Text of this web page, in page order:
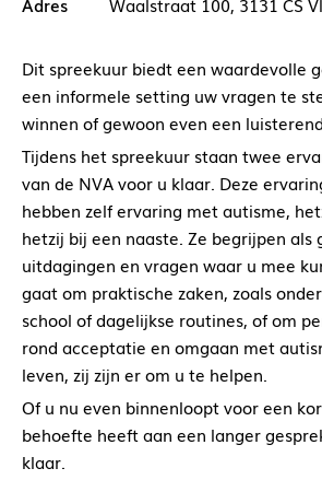
Dit spreekuur biedt een waardevolle
een informele setting uw vragen te
winnen of gewoon even een
Tijdens het spreekuur staan twee
van de NVA voor u klaar. Deze
hebben zelf ervaring met autisme,
hetzij bij een naaste. Ze begrijpen als
uitdagingen en vragen waar u mee
gaat om praktische zaken, zoals
school of dagelijkse routines, of om
rond acceptatie en omgaan met
leven, zij zijn er om u te helpen.
Of u nu even binnenloopt voor een
behoefte heeft aan een langer
klaar.